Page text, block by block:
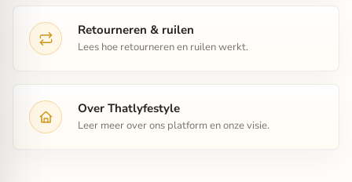
Retourneren & ruilen
Lees hoe retourneren en ruilen werkt.
Over Thatlyfestyle
Leer meer over ons platform en onze visie.